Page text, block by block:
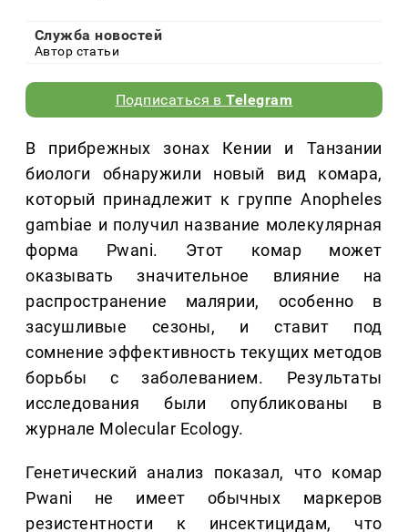
Служба новостей
Автор статьи
Подписаться вTelegram
В прибрежных зонах Кении и Танзании
биологи обнаружили новый вид комара,
который принадлежит к группе Anopheles
gambiae и получил название молекулярная
форма Pwani. Этот комар может
оказывать значительное влияние на
распространение малярии, особенно в
засушливые сезоны, и ставит под
сомнение эффективность текущих методов
борьбы с заболеванием. Результаты
исследования были опубликованы в
журнале Molecular Ecology.
Генетический анализ показал, что комар
Pwani не имеет обычных маркеров
резистентности к инсектицидам, что